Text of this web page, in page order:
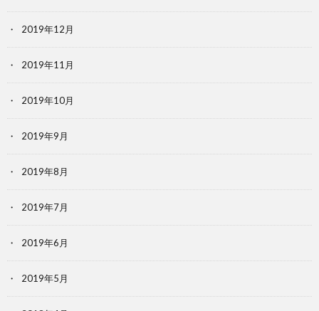
2019年12月
2019年11月
2019年10月
2019年9月
2019年8月
2019年7月
2019年6月
2019年5月